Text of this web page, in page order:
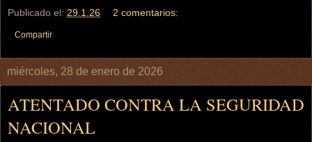
Publicado el: 29.1.26 2 comentarios:
Compartir
miércoles, 28 de enero de 2026
ATENTADO CONTRA LA SEGURIDAD
NACIONAL